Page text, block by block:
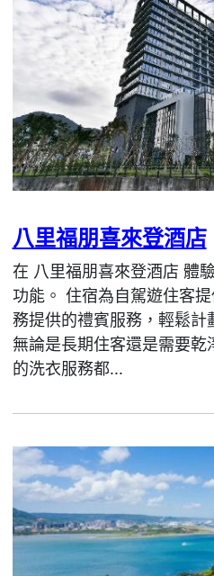
八里福朋喜來登酒店
在 八里福朋喜來登酒店 體
功能。 住宿為自駕遊住客
務提供的禮賓服務，輕鬆計
無論是長期住客還是需要
的洗衣服務都...